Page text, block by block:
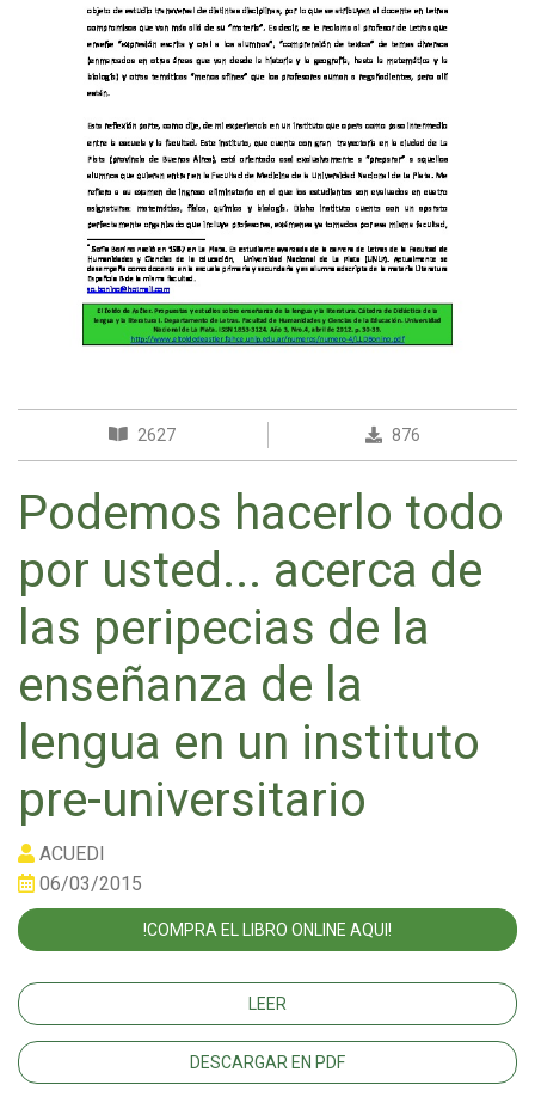
2627 876
Podemos hacerlo todo
por usted... acerca de
las peripecias de la
enseñanza de la
lengua en un instituto
pre-universitario
ACUEDI
06/03/2015
!COMPRA EL LIBRO ONLINE AQUI!
LEER
DESCARGAR EN PDF